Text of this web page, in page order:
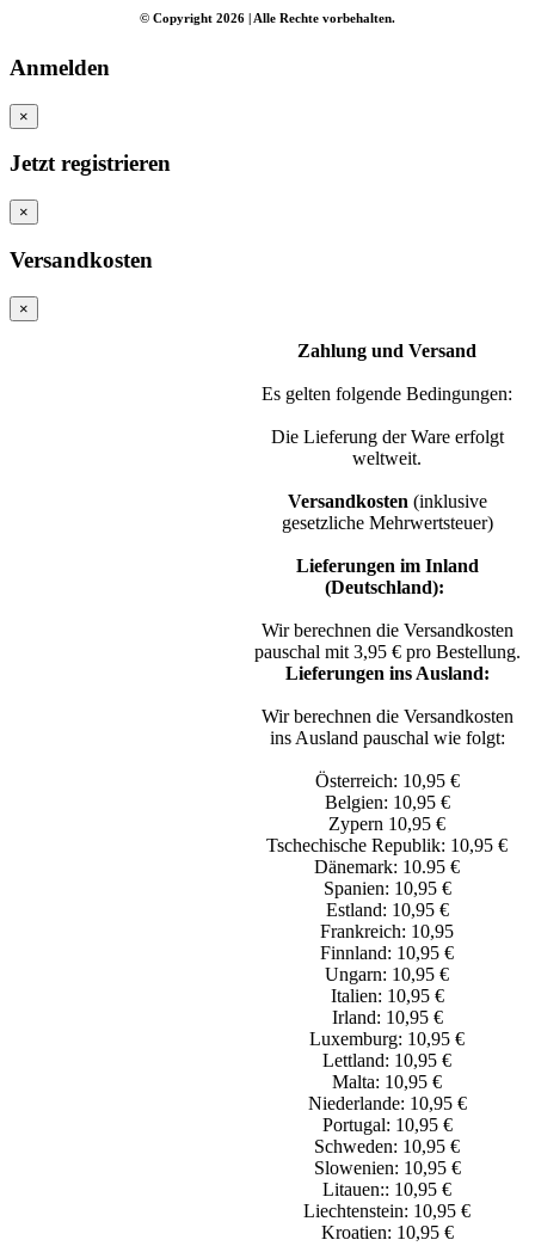
© Copyright 2026 | Alle Rechte vorbehalten.
Anmelden
×
Jetzt registrieren
×
Versandkosten
×
Zahlung und Versand
Es gelten folgende Bedingungen:
Die Lieferung der Ware erfolgt
weltweit.
Versandkosten (inklusive
gesetzliche Mehrwertsteuer)
Lieferungen im Inland
(Deutschland):
Wir berechnen die Versandkosten
pauschal mit 3,95 € pro Bestellung.
Lieferungen ins Ausland:
Wir berechnen die Versandkosten
ins Ausland pauschal wie folgt:
Österreich: 10,95 €
Belgien: 10,95 €
Zypern 10,95 €
Tschechische Republik: 10,95 €
Dänemark: 10.95 €
Spanien: 10,95 €
Estland: 10,95 €
Frankreich: 10,95
Finnland: 10,95 €
Ungarn: 10,95 €
Italien: 10,95 €
Irland: 10,95 €
Luxemburg: 10,95 €
Lettland: 10,95 €
Malta: 10,95 €
Niederlande: 10,95 €
Portugal: 10,95 €
Schweden: 10,95 €
Slowenien: 10,95 €
Litauen:: 10,95 €
Liechtenstein: 10,95 €
Kroatien: 10,95 €